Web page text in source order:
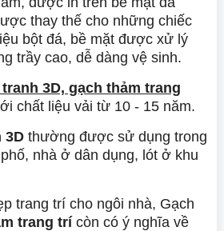
thay thế cho những chiếc
bột đá, bề mặt được xử lý
trầy cao, dễ dàng vệ sinh.
3D, gạch thảm trang
chất liệu vải từ 10 - 15 năm.
3D thường được sử dụng trong
nhà ở dân dụng, lót ở khu
trang trí cho ngôi nhà, Gạch
trang trícòn có ý nghĩa về